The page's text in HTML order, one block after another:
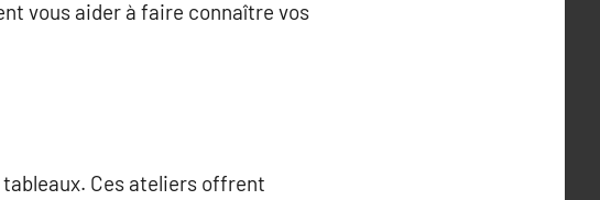
vous aider à faire connaître vos
Ces ateliers offrent